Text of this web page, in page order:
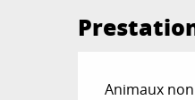
Animaux